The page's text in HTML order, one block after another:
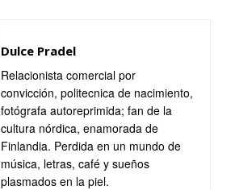
Dulce Pradel
Relacionista comercial por
convicción, politecnica de nacimiento,
fotógrafa autoreprimida; fan de la
cultura nórdica, enamorada de
Finlandia. Perdida en un mundo de
música, letras, café y sueños
plasmados en la piel.